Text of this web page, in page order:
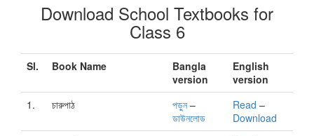
Download School Textbooks for
Class 6
Sl. Book Name
Bangla
version
English
version
1.
চারুপাঠ পড়ুন–
ডাউনলোড
Read –
Download